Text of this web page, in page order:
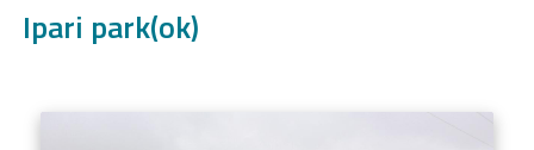
Ipari park(ok)